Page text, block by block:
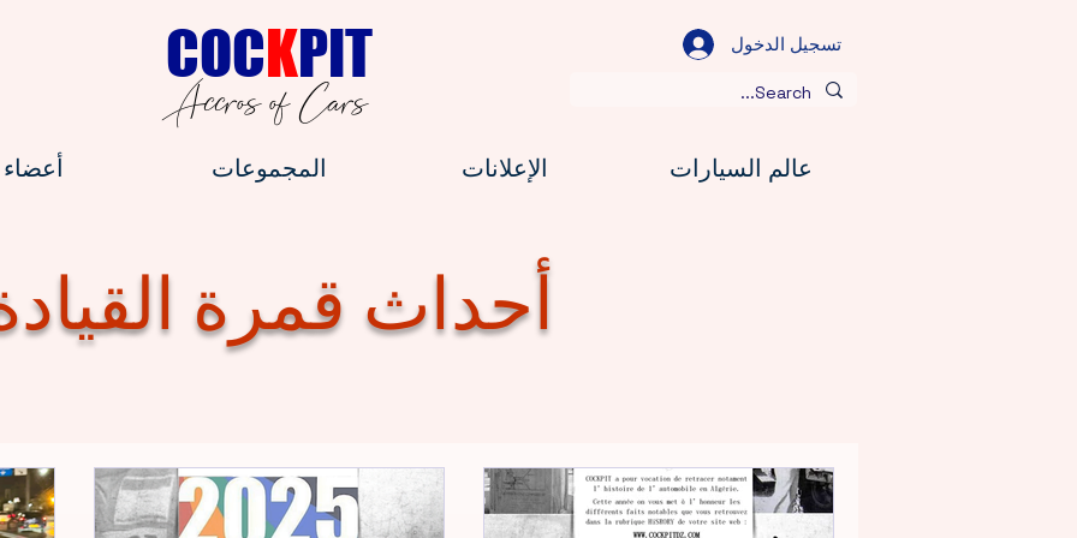
COCKPIT
Accros of Cars
تسجيل الدخول
عالم السيارات الإعلانات المجموعات أعضاء
أحداث قمرة